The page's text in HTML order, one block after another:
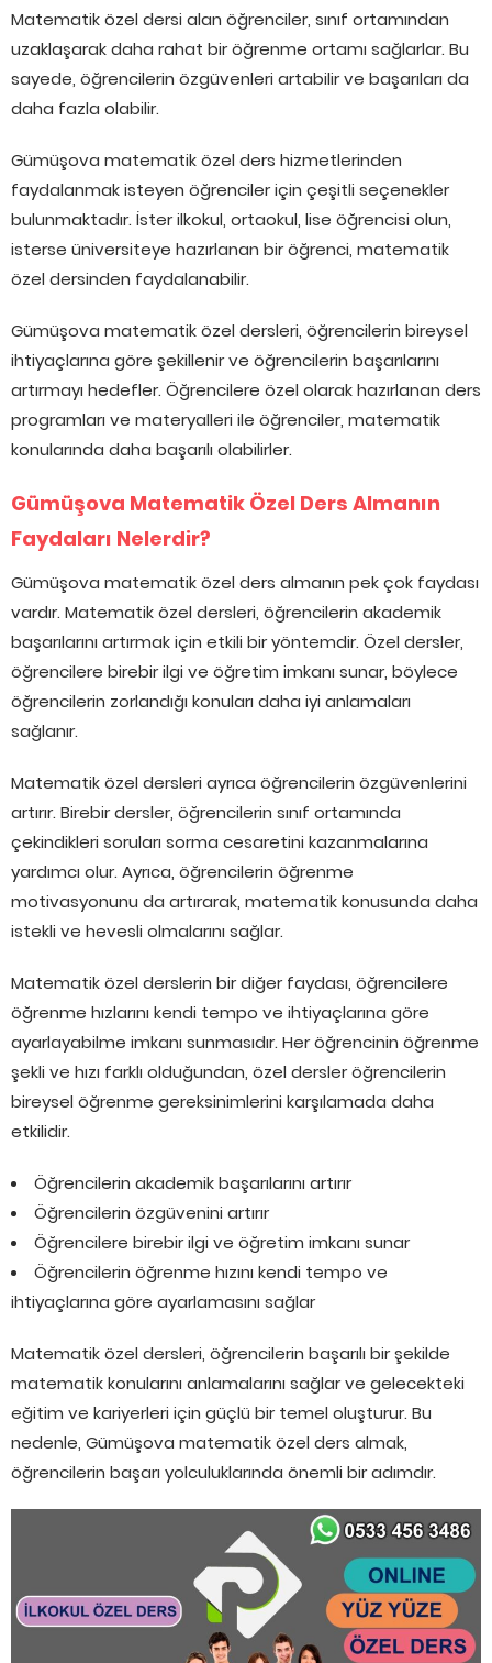
Matematik özel dersi alan öğrenciler, sınıf ortamından
uzaklaşarak daha rahat bir öğrenme ortamı sağlarlar. Bu
sayede, öğrencilerin özgüvenleri artabilir ve başarıları da
daha fazla olabilir.
Gümüşova matematik özel ders hizmetlerinden
faydalanmak isteyen öğrenciler için çeşitli seçenekler
bulunmaktadır. İster ilkokul, ortaokul, lise öğrencisi olun,
isterse üniversiteye hazırlanan bir öğrenci, matematik
özel dersinden faydalanabilir.
Gümüşova matematik özel dersleri, öğrencilerin bireysel
ihtiyaçlarına göre şekillenir ve öğrencilerin başarılarını
artırmayı hedefler. Öğrencilere özel olarak hazırlanan ders
programları ve materyalleri ile öğrenciler, matematik
konularında daha başarılı olabilirler.
Gümüşova Matematik Özel Ders Almanın
Faydaları Nelerdir?
Gümüşova matematik özel ders almanın pek çok faydası
vardır. Matematik özel dersleri, öğrencilerin akademik
başarılarını artırmak için etkili bir yöntemdir. Özel dersler,
öğrencilere birebir ilgi ve öğretim imkanı sunar, böylece
öğrencilerin zorlandığı konuları daha iyi anlamaları
sağlanır.
Matematik özel dersleri ayrıca öğrencilerin özgüvenlerini
artırır. Birebir dersler, öğrencilerin sınıf ortamında
çekindikleri soruları sorma cesaretini kazanmalarına
yardımcı olur. Ayrıca, öğrencilerin öğrenme
motivasyonunu da artırarak, matematik konusunda daha
istekli ve hevesli olmalarını sağlar.
Matematik özel derslerin bir diğer faydası, öğrencilere
öğrenme hızlarını kendi tempo ve ihtiyaçlarına göre
ayarlayabilme imkanı sunmasıdır. Her öğrencinin öğrenme
şekli ve hızı farklı olduğundan, özel dersler öğrencilerin
bireysel öğrenme gereksinimlerini karşılamada daha
etkilidir.
Öğrencilerin akademik başarılarını artırır
Öğrencilerin özgüvenini artırır
Öğrencilere birebir ilgi ve öğretim imkanı sunar
Öğrencilerin öğrenme hızını kendi tempo ve
ihtiyaçlarına göre ayarlamasını sağlar
Matematik özel dersleri, öğrencilerin başarılı bir şekilde
matematik konularını anlamalarını sağlar ve gelecekteki
eğitim ve kariyerleri için güçlü bir temel oluşturur. Bu
nedenle, Gümüşova matematik özel ders almak,
öğrencilerin başarı yolculuklarında önemli bir adımdır.